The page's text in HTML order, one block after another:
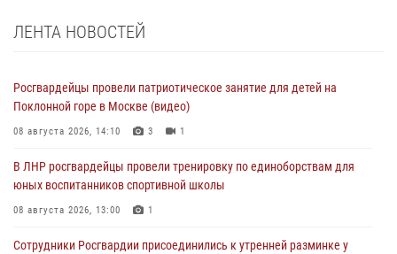
ЛЕНТА НОВОСТЕЙ
Росгвардейцы провели патриотическое занятие для детей на
Поклонной горе в Москве (видео)
08 августа 2026, 14:10 3 1
В ЛНР росгвардейцы провели тренировку по единоборствам для
юных воспитанников спортивной школы
08 августа 2026, 13:00 1
Сотрудники Росгвардии присоединились к утренней разминке у